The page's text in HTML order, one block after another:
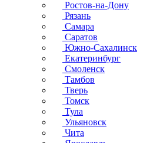
Ростов-на-Дону
Рязань
Самара
Саратов
Южно-Сахалинск
Екатеринбург
Смоленск
Тамбов
Тверь
Томск
Тула
Ульяновск
Чита